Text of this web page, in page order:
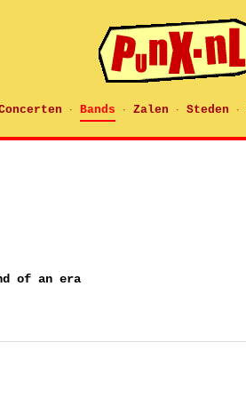
· Bands · Zalen · Steden ·
of an era